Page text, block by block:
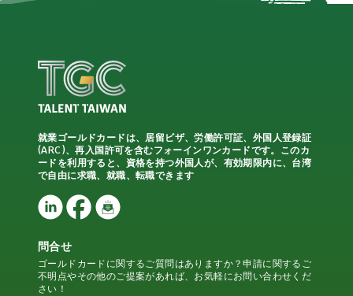
就業ゴールドカードは、居留ビザ、労働許可証、外国人登録証
(ARC)、再入国許可を含むフォーインワンカードです。このカ
ードを利用すると、資格を持つ外国人が、有効期限内に、台湾
で自由に求職、就職、転職できます
問合せ
ゴールドカードに関するご質問はありますか？申請に関するご
不明点やその他のご提案があれば、お気軽にお問い合わせくだ
さい！